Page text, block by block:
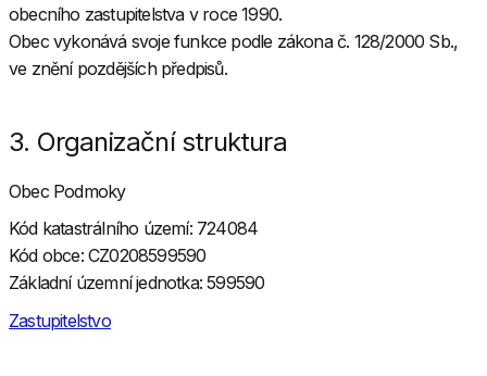
obecního zastupitelstva v roce 1990.
Obec vykonává svoje funkce podle zákona č. 128/2000 Sb.,
ve znění pozdějších předpisů.
3. Organizační struktura
Obec Podmoky
Kód katastrálního území: 724084
Kód obce: CZ0208599590
Základní územní jednotka: 599590
Zastupitelstvo